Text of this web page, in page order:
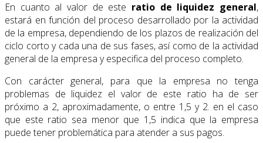
En cuanto al valor de este ratio de liquidez general,
estará en función del proceso desarrollado por la actividad
de la empresa, dependiendo de los plazos de realización del
ciclo corto y cada una de sus fases, así como de la actividad
general de la empresa y especifica del proceso completo.
Con carácter general, para que la empresa no tenga
problemas de liquidez el valor de este ratio ha de ser
próximo a 2, aproximadamente, o entre 1,5 y 2. en el caso
que este ratio sea menor que 1,5 indica que la empresa
puede tener problemática para atender a sus pagos.